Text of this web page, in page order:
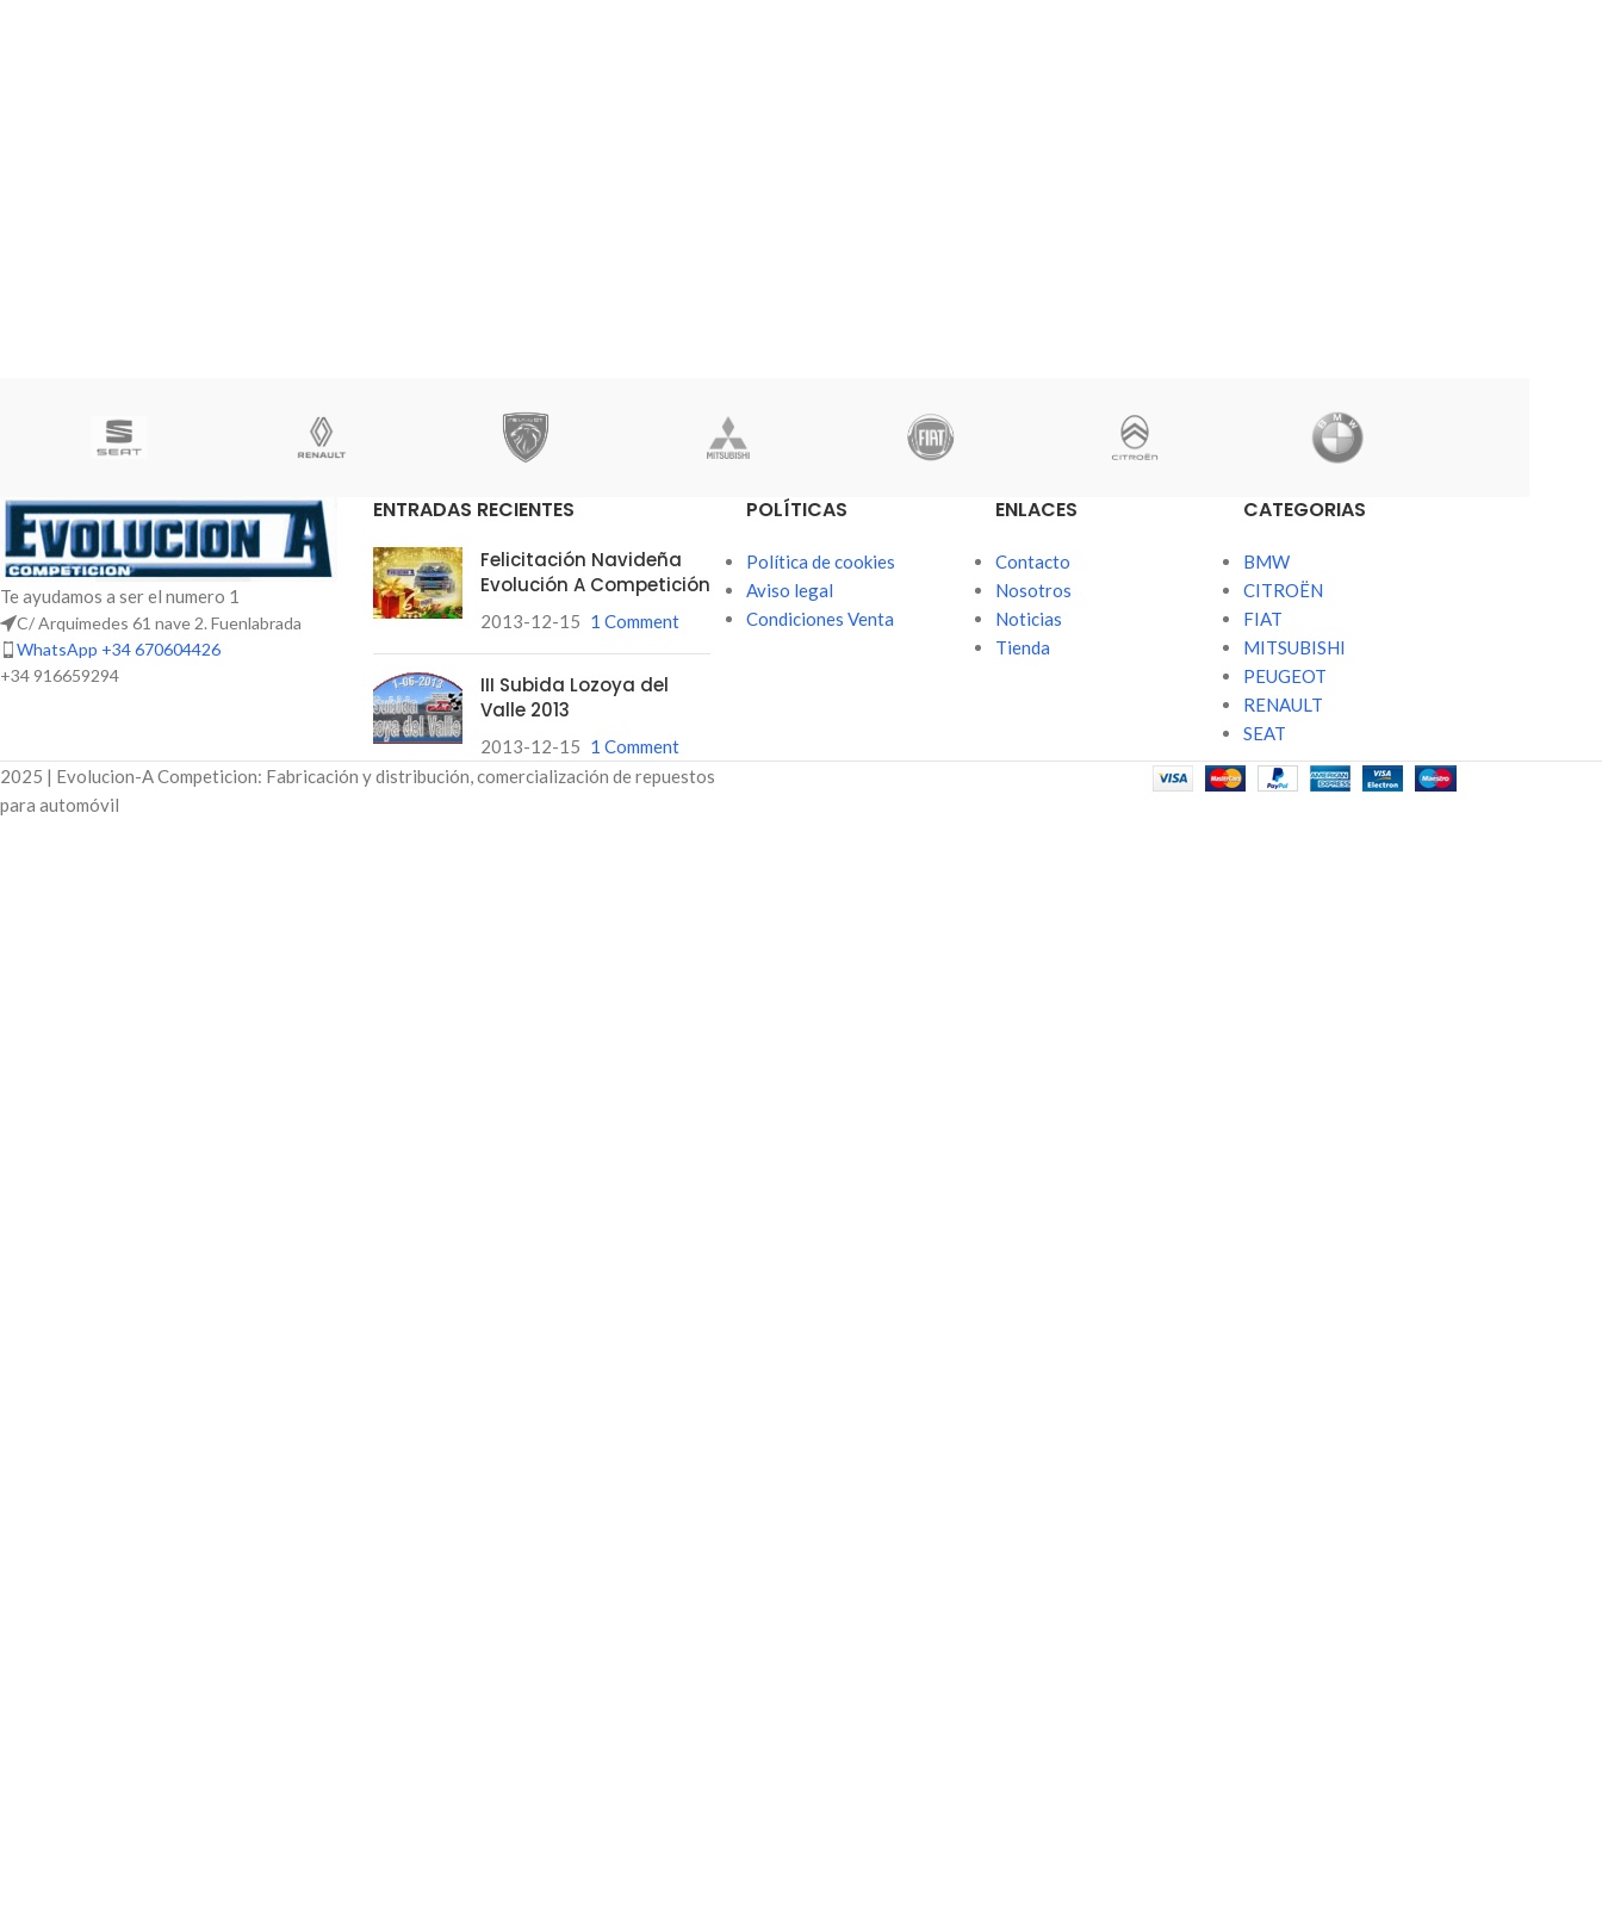
Te ayudamos a ser el numero 1
C/ Arquimedes 61 nave 2. Fuenlabrada
WhatsApp +34 670604426
+34 916659294
ENTRADAS RECIENTES
Felicitación Navideña
Evolución A Competición
2013-12-15 1 Comment
III Subida Lozoya del
Valle 2013
2013-12-15 1 Comment
POLÍTICAS
Política de cookies
Aviso legal
Condiciones Venta
ENLACES
Contacto
Nosotros
Noticias
Tienda
CATEGORIAS
BMW
CITROËN
FIAT
MITSUBISHI
PEUGEOT
RENAULT
SEAT
2025 | Evolucion-A Competicion: Fabricación y distribución, comercialización de repuestos
para automóvil